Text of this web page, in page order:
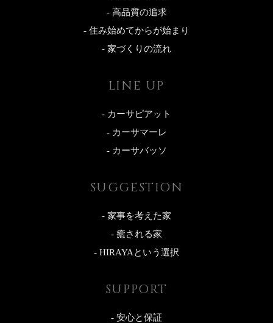
- 高品質の追求
- 住み始めてからが始まり
- 家づくりの流れ
LINE UP
- カーサピアット
- カーサマーレ
- カーサバッソ
SUGGESTION
- 家事を考えた家
- 癒される家
- HIRAYAという選択
SUPPORT
- 安心と保証